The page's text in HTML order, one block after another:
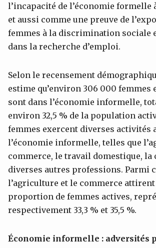
l’incapacité de l’économie formelle
et aussi comme une preuve de
femmes à la discrimination sociale
dans la recherche d’emploi.
Selon le recensement
estime qu’environ 306 000 femmes
sont dans l’économie informelle,
environ 32,5 % de la population
femmes exercent diverses activités
l’économie informelle, telles que
commerce, le travail domestique, la
diverses autres professions. Parmi
l’agriculture et le commerce
proportion de femmes actives,
respectivement 33,3 % et 35,5 %.
Économie informelle : adversités